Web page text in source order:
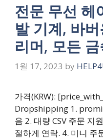
전문 무선 헤
발 기계, 바
리머, 모든
1월 17, 2023 by
가격(KRW):
Dropshipping 1.
음 2. 대량 CSV 주문 지
절하게 연락. 4. 미니 주